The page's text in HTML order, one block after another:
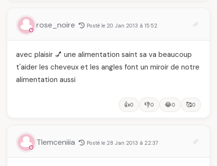
rose_noire Posté le 20 Jan 2013 à 15:52
avec plaisir 💅 une alimentation saint sa va beaucoup
t'aider les cheveux et les angles font un miroir de notre
alimentation aussi
👍0 👎0 😂0 🥰0
Tlemceniiia Posté le 28 Jan 2013 à 22:37